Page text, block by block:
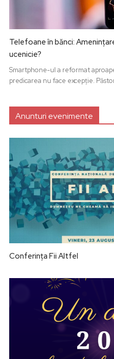
Telefoane în bănci:
ucenicie?
Smartphone-ul a reformat
predicarea nu face excepție.
Anunturi evenimente
Conferința Fii Altfel